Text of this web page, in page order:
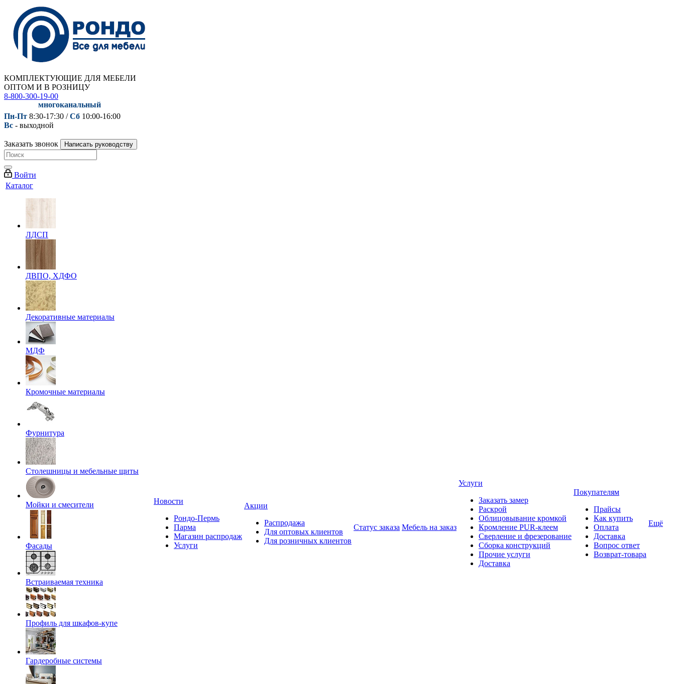
КОМПЛЕКТУЮЩИЕ ДЛЯ МЕБЕЛИ
ОПТОМ И В РОЗНИЦУ
8-800-300-19-00
многоканальный
Пн-Пт 8:30-17:30 /Сб 10:00-16:00
Вс - выходной
Заказать звонок Написать руководству
Войти
Каталог
ЛДСП
ДВПО, ХДФО
Декоративные материалы
МДФ
Кромочные материалы
Фурнитура
Столешницы и мебельные щиты
Мойки и смесители
Фасады
Встраиваемая техника
Профиль для шкафов-купе
Гардеробные системы
Новости
Рондо-Пермь
Парма
Магазин распродаж
Услуги
Акции
Распродажа
Для оптовых клиентов
Для розничных клиентов
Статус заказа Мебель на заказ
Услуги
Заказать замер
Раскрой
Облицовывание кромкой
Кромление PUR-клеем
Сверление и фрезерование
Сборка конструкций
Прочие услуги
Доставка
Покупателям
Прайсы
Как купить
Оплата
Доставка
Вопрос ответ
Возврат-товара
Ещё